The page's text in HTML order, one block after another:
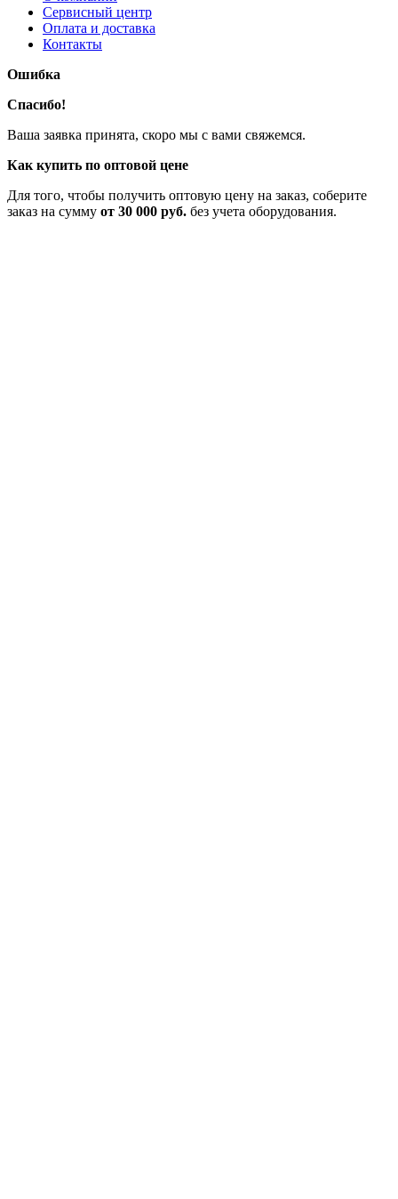
Сервисный центр
Оплата и доставка
Контакты
Ошибка
Спасибо!
Ваша заявка принята, скоро мы с вами свяжемся.
Как купить по оптовой цене
Для того, чтобы получить оптовую цену на заказ, соберите
заказ на сумму от 30 000 руб. без учета оборудования.